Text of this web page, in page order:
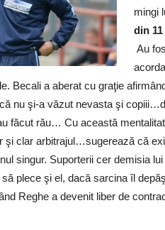
mingi
din
Au
Becali a aberat cu graţie
nu şi-a văzut nevasta şi
făcut rău… Cu această
şi clar arbitrajul…sugerează că
singur. Suporterii cer demisia
să plece şi el, dacă sarcina îl
Reghe a devenit liber de